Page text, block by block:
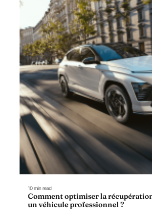
10 min read
Comment optimiser la
un véhicule professionnel ?